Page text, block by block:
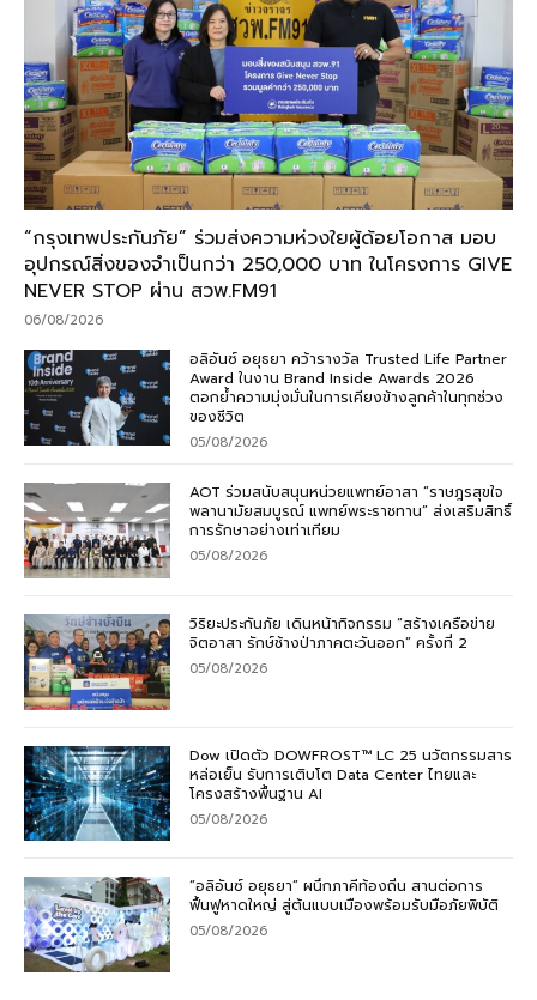
“กรุงเทพประกันภัย” ร่วมส่งความห่วงใยผู้ด้อยโอกาส มอบ
อุปกรณ์สิ่งของจำเป็นกว่า 250,000 บาท ในโครงการ GIVE
NEVER STOP ผ่าน สวพ.FM91
06/08/2026
อลิอันซ์ อยุธยา คว้ารางวัล Trusted Life Partner
Award ในงาน Brand Inside Awards 2026
ตอกย้ำความมุ่งมั่นในการเคียงข้างลูกค้าในทุกช่วง
ของชีวิต
05/08/2026
AOT ร่วมสนับสนุนหน่วยแพทย์อาสา “ราษฎรสุขใจ
พลานามัยสมบูรณ์ แพทย์พระราชทาน” ส่งเสริมสิทธิ์
การรักษาอย่างเท่าเทียม
05/08/2026
วิริยะประกันภัย เดินหน้ากิจกรรม “สร้างเครือข่าย
จิตอาสา รักษ์ช้างป่าภาคตะวันออก” ครั้งที่ 2
05/08/2026
Dow เปิดตัว DOWFROST™ LC 25 นวัตกรรมสาร
หล่อเย็น รับการเติบโต Data Center ไทยและ
โครงสร้างพื้นฐาน AI
05/08/2026
“อลิอันซ์ อยุธยา” ผนึกภาคีท้องถิ่น สานต่อการ
ฟื้นฟูหาดใหญ่ สู่ต้นแบบเมืองพร้อมรับมือภัยพิบัติ
05/08/2026